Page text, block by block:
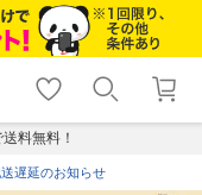
shopping_cart lock_outline
ログイン
料無料！
遅延のお知らせ